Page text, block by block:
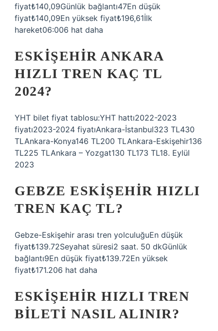
fiyat₺140,09Günlük bağlantı47En düşük
fiyat₺140,09En yüksek fiyat₺196,61İlk
hareket06:006 hat daha
ESKIŞEHIR ANKARA
HIZLI TREN KAÇ TL
2024?
YHT bilet fiyat tablosu:YHT hattı2022-2023
fiyatı2023-2024 fiyatıAnkara-İstanbul323 TL430
TLAnkara-Konya146 TL200 TLAnkara-Eskişehir136
TL225 TLAnkara – Yozgat130 TL173 TL18. Eylül
2023
GEBZE ESKIŞEHIR HIZLI
TREN KAÇ TL?
Gebze-Eskişehir arası tren yolculuğuEn düşük
fiyat₺139.72Seyahat süresi2 saat. 50 dkGünlük
bağlantı9En düşük fiyat₺139.72En yüksek
fiyat₺171.206 hat daha
ESKIŞEHIR HIZLI TREN
BILETI NASIL ALINIR?